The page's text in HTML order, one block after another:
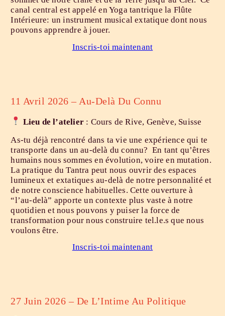
canal central est appelé en Yoga tantrique la Flûte
Intérieure: un instrument musical extatique dont nous
pouvons apprendre à jouer.
Inscris-toi maintenant
11 Avril 2026 – Au-Delà Du Connu
Lieu de l’atelier: Cours de Rive, Genève, Suisse
As-tu déjà rencontré dans ta vie une expérience qui te
transporte dans un au-delà du connu? En tant qu’êtres
humains nous sommes en évolution, voire en mutation.
La pratique du Tantra peut nous ouvrir des espaces
lumineux et extatiques au-delà de notre personnalité et
de notre conscience habituelles. Cette ouverture à
“l’au-delà” apporte un contexte plus vaste à notre
quotidien et nous pouvons y puiser la force de
transformation pour nous construire tel.le.s que nous
voulons être.
Inscris-toi maintenant
27 Juin 2026 – De L’Intime Au Politique